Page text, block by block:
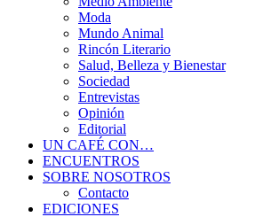
Moda
Mundo Animal
Rincón Literario
Salud, Belleza y Bienestar
Sociedad
Entrevistas
Opinión
Editorial
UN CAFÉ CON…
ENCUENTROS
SOBRE NOSOTROS
Contacto
EDICIONES